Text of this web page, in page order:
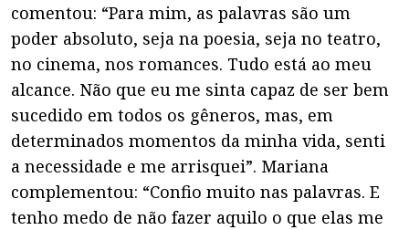
comentou: “Para mim, as palavras são um
poder absoluto, seja na poesia, seja no teatro,
no cinema, nos romances. Tudo está ao meu
alcance. Não que eu me sinta capaz de ser bem
sucedido em todos os gêneros, mas, em
determinados momentos da minha vida, senti
a necessidade e me arrisquei”. Mariana
complementou: “Confio muito nas palavras. E
tenho medo de não fazer aquilo o que elas me